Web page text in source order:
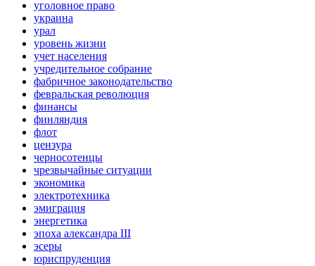
уголовное право
украина
урал
уровень жизни
учет населения
учредительное собрание
фабричное законодательство
февральская революция
финансы
финляндия
флот
цензура
черносотенцы
чрезвычайные ситуации
экономика
электротехника
эмиграция
энергетика
эпоха александра III
эсеры
юриспруденция